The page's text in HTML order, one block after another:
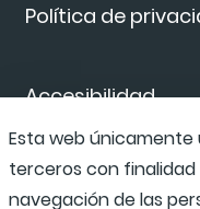
Política de
Accesibilidad
Canal de
Esta web únicamente
terceros con
navegación de las